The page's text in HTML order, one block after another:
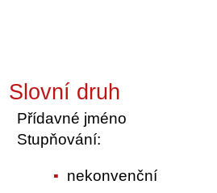
Slovní druh
Přídavné jméno
Stupňování:
nekonvenční